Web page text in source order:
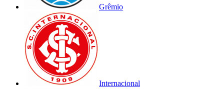
Grêmio
Internacional